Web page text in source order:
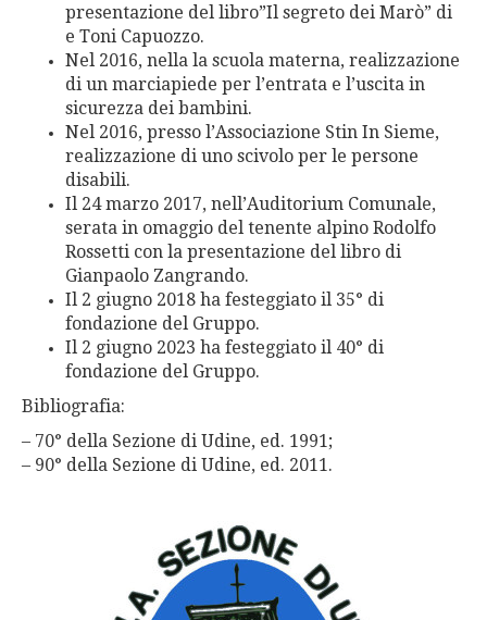
presentazione del libro”Il segreto dei Marò” di
e Toni Capuozzo.
Nel 2016, nella la scuola materna, realizzazione
di un marciapiede per l’entrata e l’uscita in
sicurezza dei bambini.
Nel 2016, presso l’Associazione Stin In Sieme,
realizzazione di uno scivolo per le persone
disabili.
Il 24 marzo 2017, nell’Auditorium Comunale,
serata in omaggio del tenente alpino Rodolfo
Rossetti con la presentazione del libro di
Gianpaolo Zangrando.
Il 2 giugno 2018 ha festeggiato il 35° di
fondazione del Gruppo.
Il 2 giugno 2023 ha festeggiato il 40° di
fondazione del Gruppo.
Bibliografia:
– 70° della Sezione di Udine, ed. 1991;
– 90° della Sezione di Udine, ed. 2011.